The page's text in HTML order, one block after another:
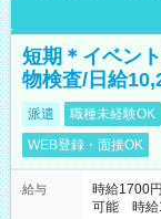
短期＊イベン
物検査/日給
派遣 職種未経験OK
WEB登録・面接OK
給与
時給1700
可能 時給